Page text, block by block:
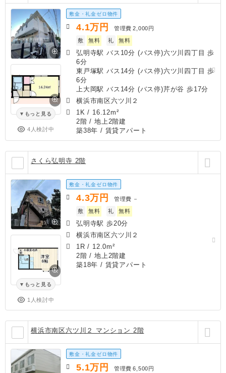
もっと見る
4人検討中
敷金・礼金ゼロ物件
4.1万円 管理費 2,000円
敷
無料 礼 無料
弘明寺駅 バス10分 (バス停)六ツ川四丁目 歩
6分
東戸塚駅 バス14分 (バス停)六ツ川四丁目 歩
6分
上大岡駅 バス14分 (バス停)芹が谷 歩17分
横浜市南区六ツ川２
1K / 16.12m²
2階 / 地上2階建
築38年 / 賃貸アパート
さくら弘明寺 2階
もっと見る
1人検討中
敷金・礼金ゼロ物件
4.3万円 管理費 －
敷
無料 礼 無料
弘明寺駅 歩20分
横浜市南区六ツ川２
1R / 12.0m²
2階 / 地上2階建
築18年 / 賃貸アパート
横浜市南区六ツ川２ マンション 2階
敷金・礼金ゼロ物件
5.1万円 管理費 6,500円